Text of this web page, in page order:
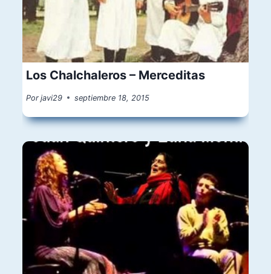
Los Chalchaleros – Merceditas
Por javi29 septiembre 18, 2015